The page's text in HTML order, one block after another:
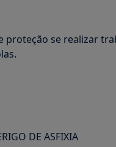
proteção se realizar
DE ASFIXIA